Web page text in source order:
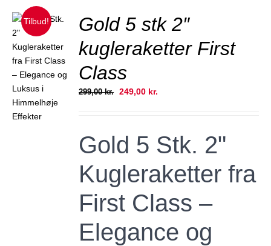
Tilbud!
Gold 5 stk 2″
kugleraketter First
Class
299,00kr. Den
299,00 kr..
249,00 kr.
249,00 kr..
Gold 5 Stk. 2"
Kugleraketter fra
First Class –
Elegance og